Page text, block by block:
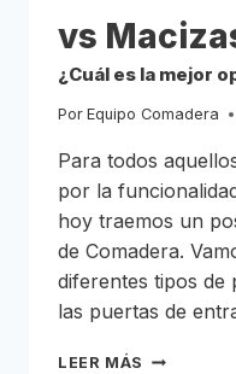
vs
¿Cuál es la mejor
Por Equipo Comadera
Para todos
por la
hoy traemos un
de Comadera.
diferentes tipos de
las puertas de
LEER MÁS PUERTAS